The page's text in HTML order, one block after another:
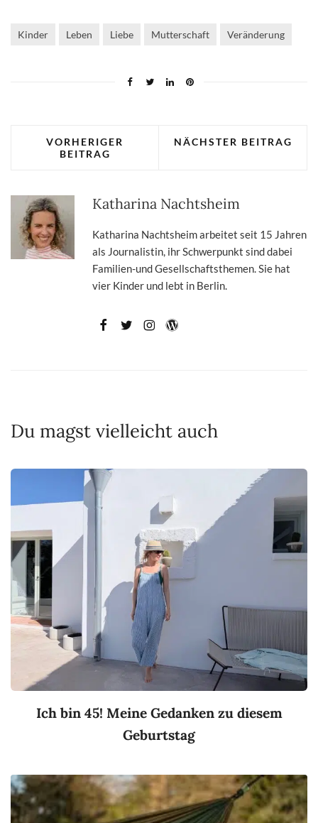
Kinder Leben Liebe Mutterschaft Veränderung
VORHERIGER
BEITRAG
NÄCHSTER BEITRAG
Katharina Nachtsheim
Katharina Nachtsheim arbeitet seit 15 Jahren
als Journalistin, ihr Schwerpunkt sind dabei
Familien-und Gesellschaftsthemen. Sie hat
vier Kinder und lebt in Berlin.
Du magst vielleicht auch
Ich bin 45! Meine Gedanken zu diesem
Geburtstag